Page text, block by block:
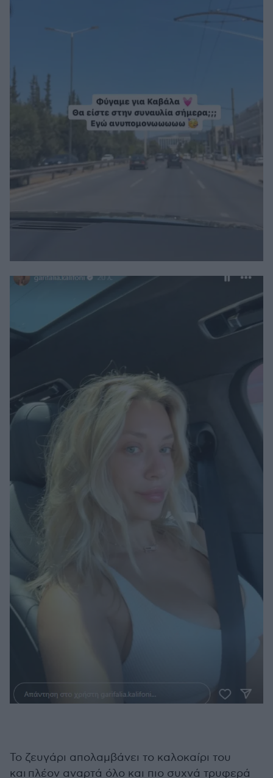
Το ζευγάρι απολαμβάνει το καλοκαίρι του
και πλέον αναρτά όλο και πιο συχνά τρυφερά